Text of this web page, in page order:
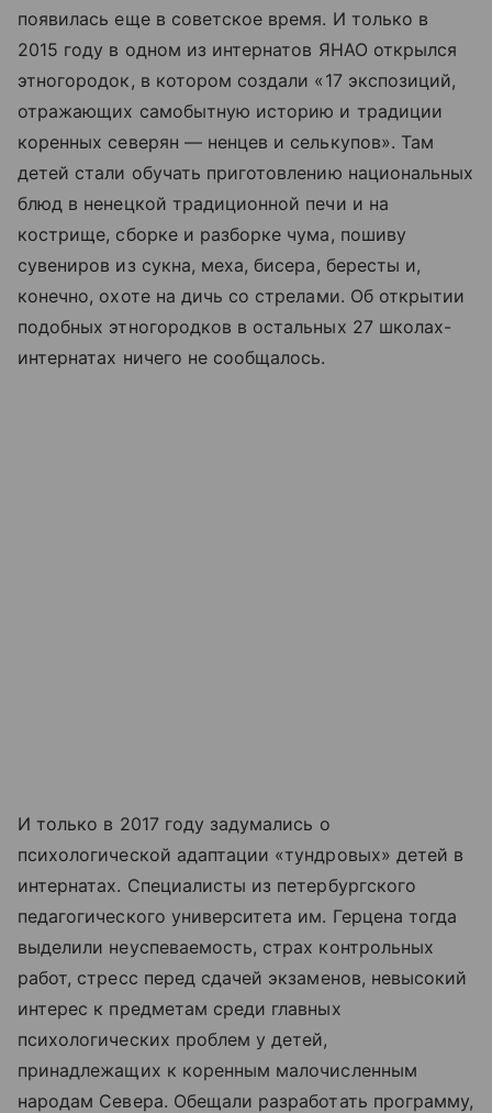
появилась еще в советское время. И только в
2015 году в одном из интернатов ЯНАО открылся
этногородок, в котором создали «17 экспозиций,
отражающих самобытную историю и традиции
коренных северян — ненцев и селькупов». Там
детей стали обучать приготовлению национальных
блюд в ненецкой традиционной печи и на
кострище, сборке и разборке чума, пошиву
сувениров из сукна, меха, бисера, бересты и,
конечно, охоте на дичь со стрелами. Об открытии
подобных этногородков в остальных 27 школах-
интернатах ничего не сообщалось.
И только в 2017 году задумались о
психологической адаптации «тундровых» детей в
интернатах. Специалисты из петербургского
педагогического университета им. Герцена тогда
выделили неуспеваемость, страх контрольных
работ, стресс перед сдачей экзаменов, невысокий
интерес к предметам среди главных
психологических проблем у детей,
принадлежащих к коренным малочисленным
народам Севера. Обещали разработать программу,